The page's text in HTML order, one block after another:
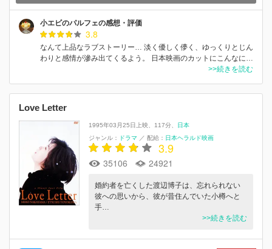
小エビのパルフェの感想・評価
3.8
なんて上品なラブストーリー… 淡く優しく儚く、ゆっくりとじん
わりと感情が滲み出てくるよう。 日本映画のカットにこんなに…
>>続きを読む
Love Letter
1995年03月25日上映 117分
日本
ジャンル：
ドラマ ／ 配給： 日本ヘラルド映画
3.9
35106 24921
婚約者を亡くした渡辺博子は、忘れられない
彼への思いから、彼が昔住んでいた小樽へと
手…
>>続きを読む